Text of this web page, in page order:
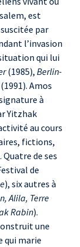
est
par
l’invasion
qui lui
(1985), Berlin-
(1991). Amos
à
Yitzhak
au cours
fictions,
de ses
de
), six autres à
Alila, Terre
Rabin).
une
qui marie